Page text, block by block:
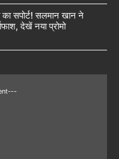
सपोर्ट! सलमान खान ने
देखें नया प्रोमो